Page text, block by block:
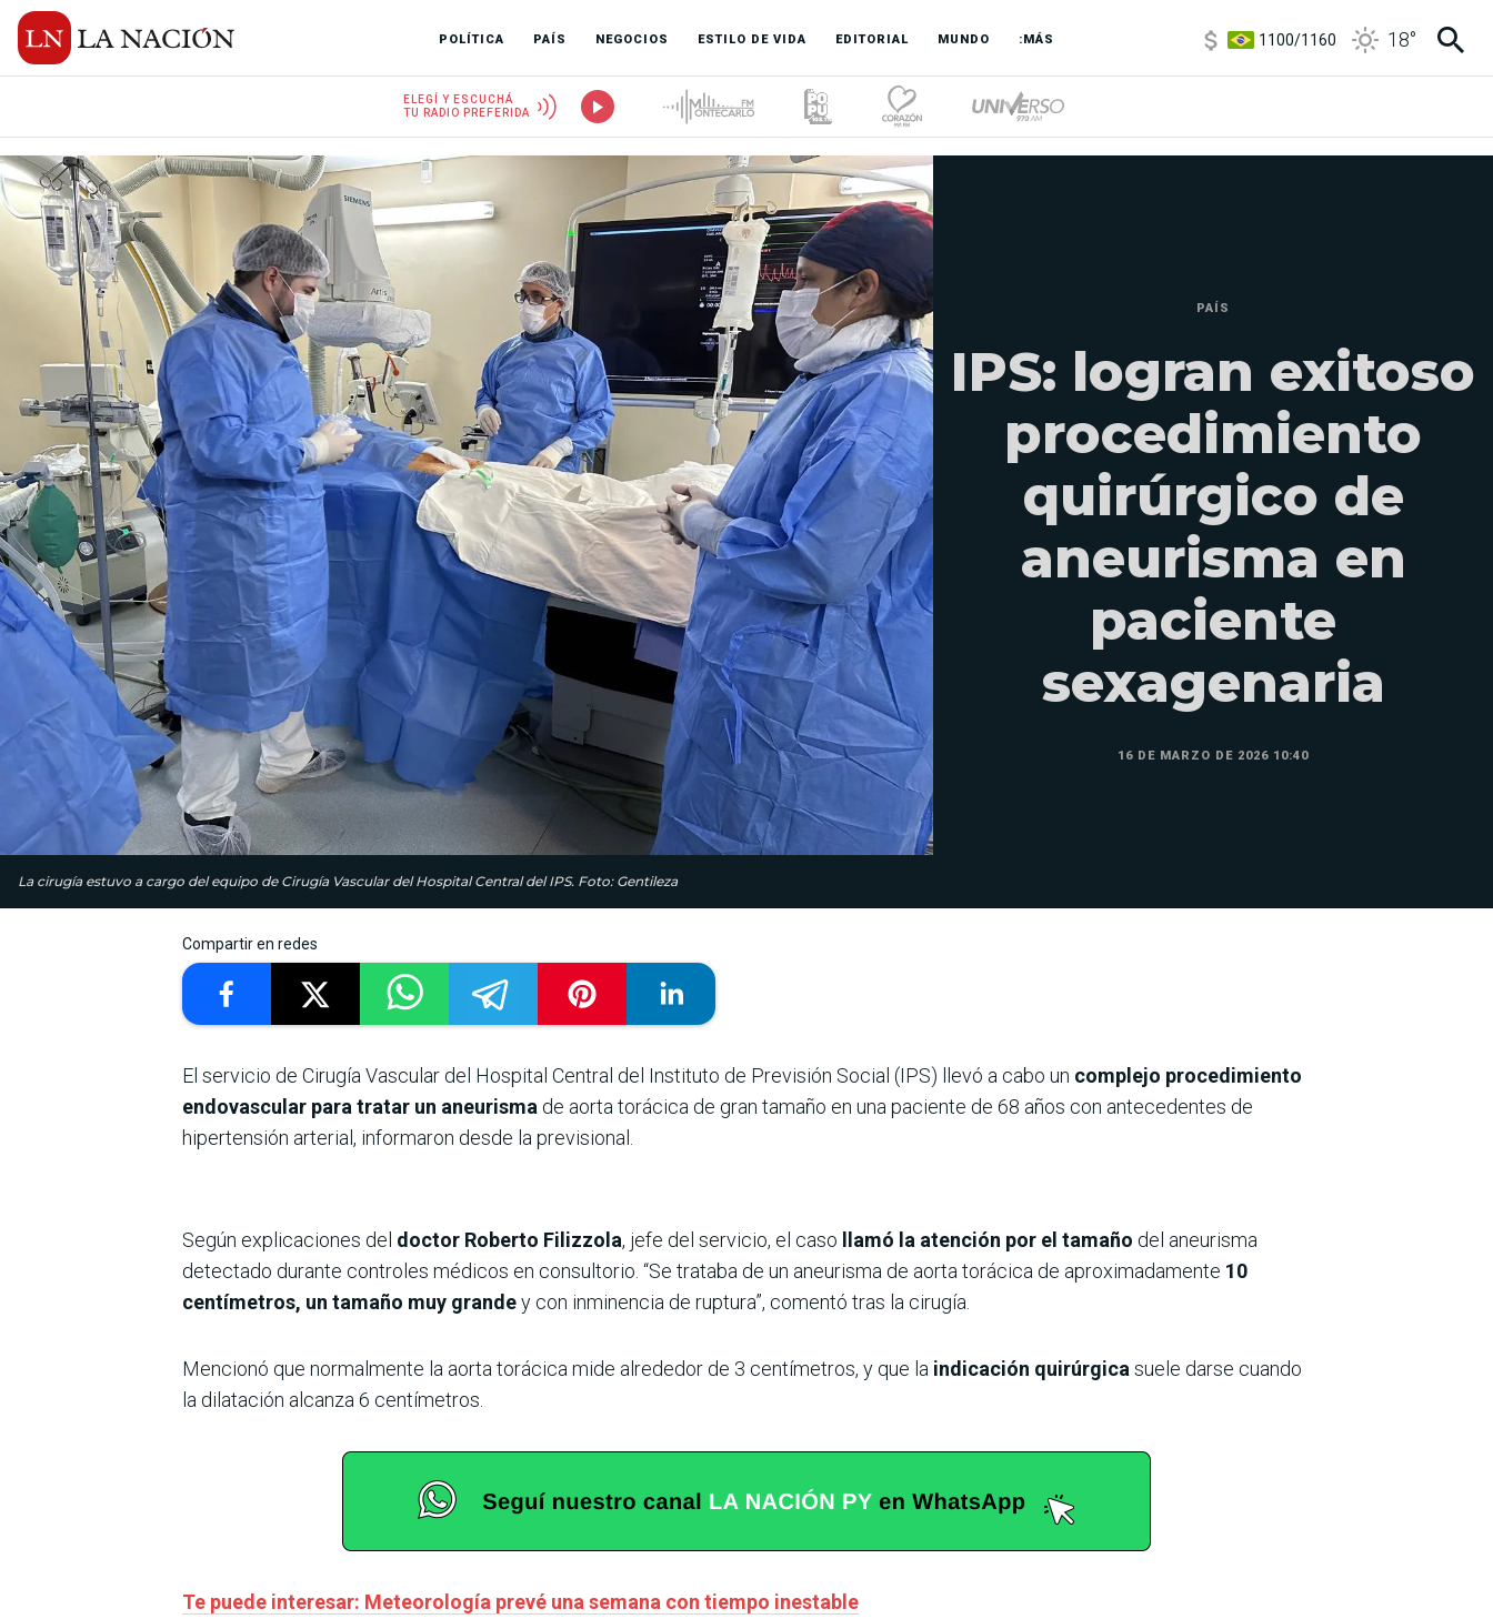
POLÍTICA PAÍS NEGOCIOS ESTILO DE VIDA EDITORIAL MUNDO :MÁS
3,8/4
18°
ELEGÍ Y ESCUCHÁ
TU RADIO PREFERIDA
La cirugía estuvo a cargo del equipo de Cirugía Vascular del Hospital Central del IPS. Foto: Gentileza
PAÍS
IPS: logran exitoso
procedimiento
quirúrgico de
aneurisma en
paciente
sexagenaria
16 DE MARZO DE 2026 10:40
Compartir en redes
El servicio de Cirugía Vascular del Hospital Central del Instituto de Previsión Social (IPS) llevó a cabo un complejo procedimiento
endovascular para tratar un aneurisma de aorta torácica de gran tamaño en una paciente de 68 años con antecedentes de
hipertensión arterial, informaron desde la previsional.
Según explicaciones del doctor Roberto Filizzola, jefe del servicio, el caso llamó la atención por el tamaño del aneurisma
detectado durante controles médicos en consultorio. “Se trataba de un aneurisma de aorta torácica de aproximadamente 10
centímetros, un tamaño muy grandey con inminencia de ruptura”, comentó tras la cirugía.
Mencionó que normalmente la aorta torácica mide alrededor de 3 centímetros, y que la indicación quirúrgica suele darse cuando
la dilatación alcanza 6 centímetros.
Te puede interesar: Meteorología prevé una semana con tiempo inestable